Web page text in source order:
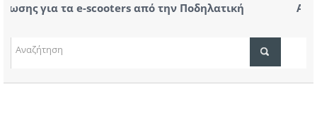
ΤΟΠΙΚΑ ΝΕΑ
για τα e-scooters από την Ποδηλατική
Αερ.
(ΒΙΝΤΕΟ)